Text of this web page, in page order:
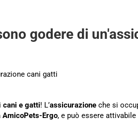
godere di
cani e gatti! L’assicurazione che si
AmicoPets-Ergo, e può essere